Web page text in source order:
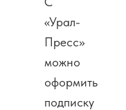
«Урал-
Пресс»
можно
оформить
подписку